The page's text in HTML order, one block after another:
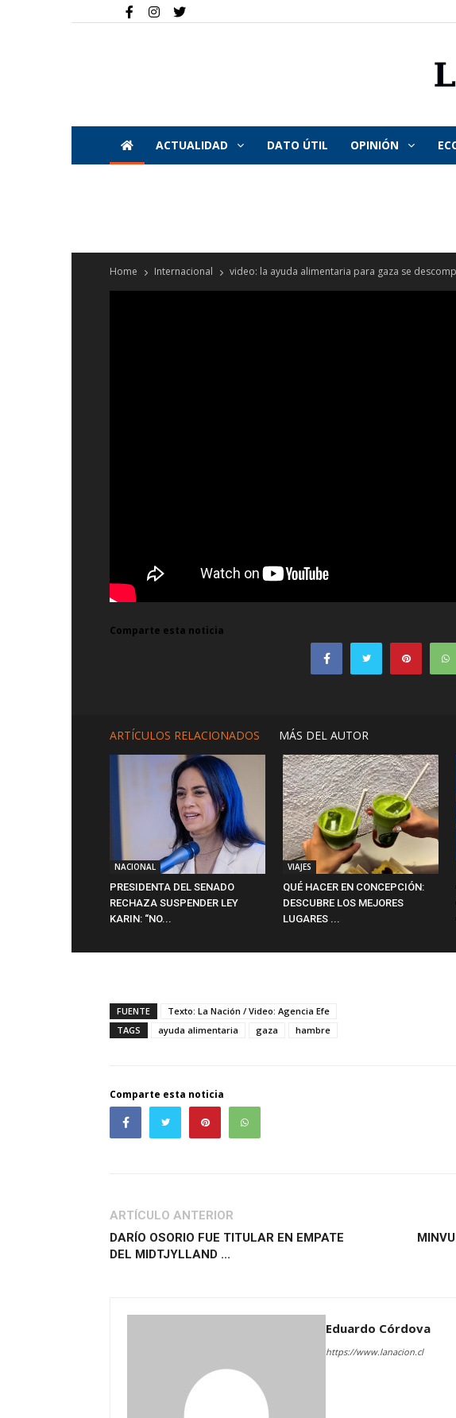
ACTUALIDAD DATO ÚTIL OPINIÓN
Home Internacional video: la ayuda alimentaria para gaza se
Comparte esta noticia
ARTÍCULOS RELACIONADOS MÁS DEL AUTOR
NACIONAL
PRESIDENTA DEL SENADO
RECHAZA SUSPENDER LEY
KARIN: “NO...
VIAJES
QUÉ HACER EN CONCEPCIÓN:
DESCUBRE LOS MEJORES
LUGARES ...
FUENTE
Texto: La Nación / Video: Agencia Efe
TAGS
ayuda alimentaria gaza hambre
Comparte esta noticia
ARTÍCULO ANTERIOR
DARÍO OSORIO FUE TITULAR EN EMPATE
DEL MIDTJYLLAND ...
Eduardo Córdova
https://www.lanacion.cl